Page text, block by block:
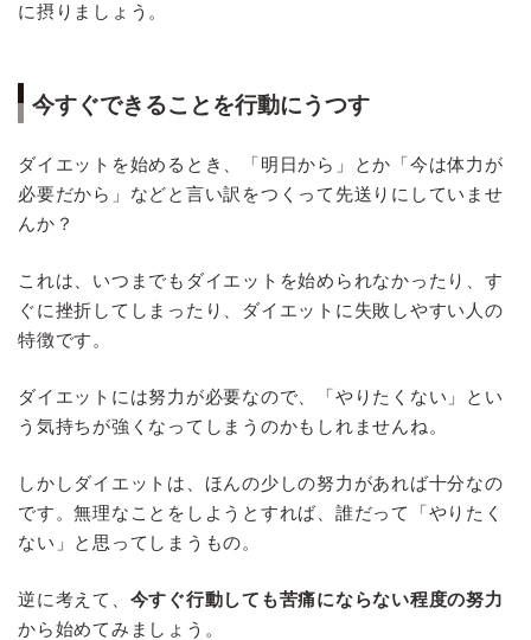
に摂りましょう。
今すぐできることを行動にうつす
ダイエットを始めるとき、「明日から」とか「今は体力が
必要だから」などと言い訳をつくって先送りにしていませ
んか？
これは、いつまでもダイエットを始められなかったり、す
ぐに挫折してしまったり、ダイエットに失敗しやすい人の
特徴です。
ダイエットには努力が必要なので、「やりたくない」とい
う気持ちが強くなってしまうのかもしれませんね。
しかしダイエットは、ほんの少しの努力があれば十分なの
です。無理なことをしようとすれば、誰だって「やりたく
ない」と思ってしまうもの。
逆に考えて、 今すぐ行動しても苦痛にならない程度の努力
から始めてみましょう。